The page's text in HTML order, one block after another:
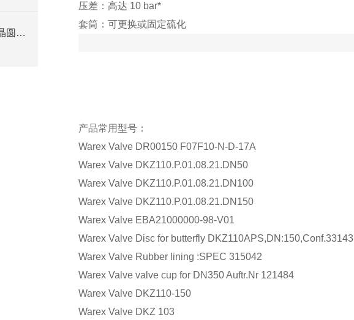
END-Armaturen 蝶阀，采用晶圆和凸耳设计，不锈钢，铸铁或铝制阀体
压差：高达 10 bar*
套筒：可更换或固定硫化
产品常用型号：
Warex Valve DR00150 F07F10-N-D-17A
Warex Valve DKZ110.P.01.08.21.DN50
Warex Valve DKZ110.P.01.08.21.DN100
Warex Valve DKZ110.P.01.08.21.DN150
Warex Valve EBA21000000-98-V01
Warex Valve Disc for butterfly DKZ110APS,DN:150,Conf.33143
Warex Valve Rubber lining :SPEC 315042
Warex Valve valve cup for DN350 Auftr.Nr 121484
Warex Valve DKZ110-150
Warex Valve DKZ 103